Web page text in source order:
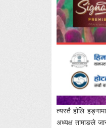
त्यस्तै होलि
अध्यक्ष तामाङले